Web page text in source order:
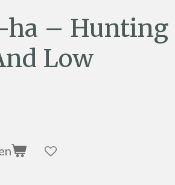
ha – Hunting
Low